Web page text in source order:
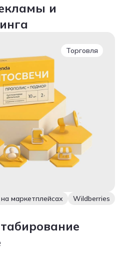
и
Торговля
маркетплейсах
Wildberries